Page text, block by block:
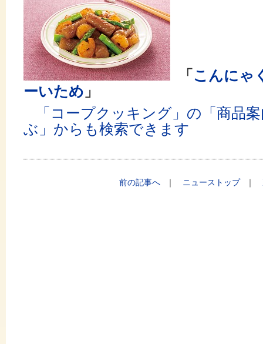
「 こんにゃ
ーいため 」
「コープクッキング」の「 商品
ぶ」 からも検索できます
前の記事へ ｜ ニューストップ ｜